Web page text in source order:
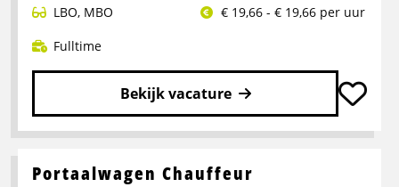
LBO, MBO
€ 19,66 - € 19,66 per uur
Fulltime
Bekijk vacature
Lees
over
Portaalwagen Chauffeur